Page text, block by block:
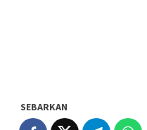
SEBARKAN